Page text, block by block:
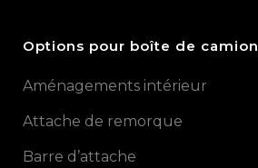
Options pour boîte de camion
Aménagements intérieur
Attache de remorque
Barre d’attache